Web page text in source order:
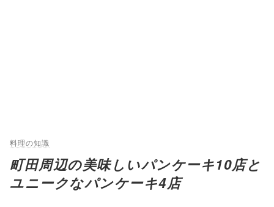
料理の知識
町田周辺の美味しいパンケーキ10店と
ユニークなパンケーキ4店